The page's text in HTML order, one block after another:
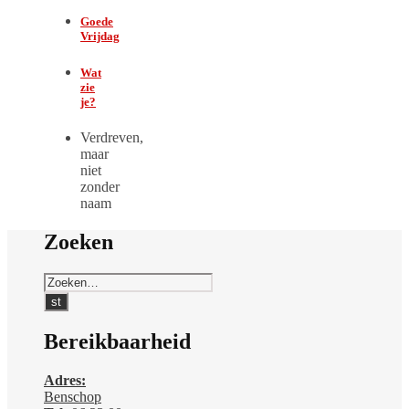
Goede
Vrijdag
Wat
zie
je?
Verdreven,
maar
niet
zonder
naam
Zoeken
Bereikbaarheid
Adres:
Benschop